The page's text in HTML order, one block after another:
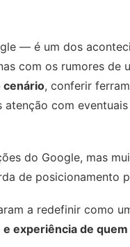
— é um dos
com os rumores de
cenário, conferir
com
do Google, mas
de posicionamento
a redefinir como
e experiência de